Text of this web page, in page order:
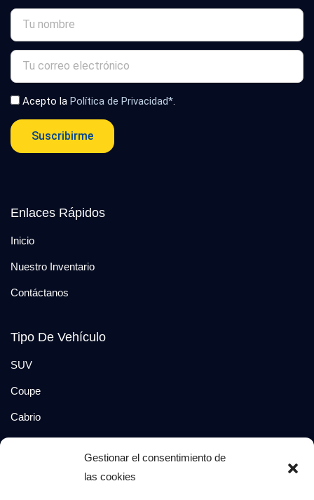
Gestionar el consentimiento de
las cookies
Acepto la Política de Privacidad*
Suscribirme
Enlaces Rápidos
Inicio
Nuestro Inventario
Contáctanos
Tipo De Vehículo
SUV
Coupe
Cabrio